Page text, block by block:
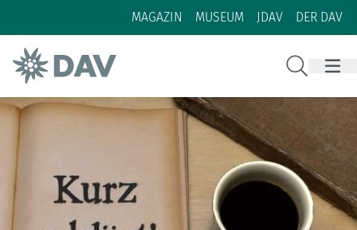
Zum Inhalt
Zur Footer-Navigation
MAGAZIN MUSEUM JDAV DER DAV